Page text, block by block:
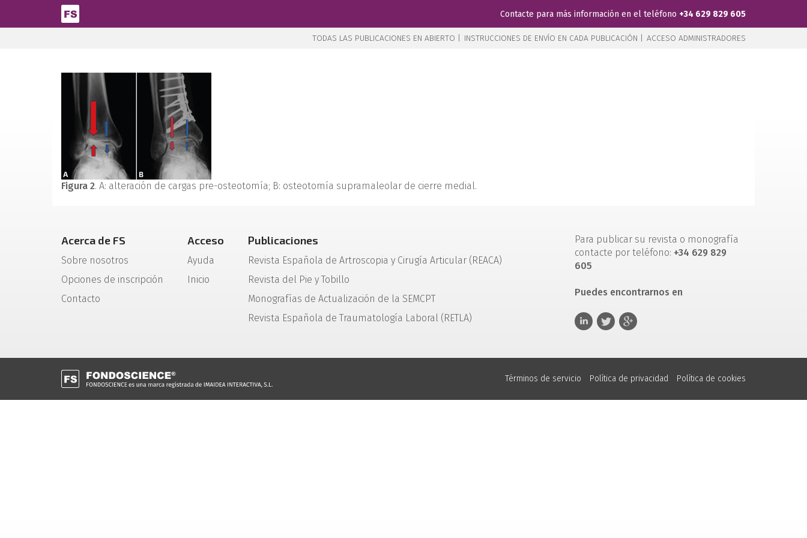
Pasar al contenido principal
Contacte para más información en el teléfono +34 629 829 605
TODAS LAS PUBLICACIONES EN ABIERTO | INSTRUCCIONES DE ENVÍO EN CADA PUBLICACIÓN | ACCESO ADMINISTRADORES
Figura 2. A: alteración de cargas pre-osteotomía; B: osteotomía supramaleolar de cierre medial.
Acerca de FS
Sobre nosotros
Opciones de inscripción
Contacto
Acceso
Ayuda
Inicio
Publicaciones
Revista Española de Artroscopia y Cirugía Articular (REACA)
Revista del Pie y Tobillo
Monografías de Actualización de la SEMCPT
Revista Española de Traumatología Laboral (RETLA)
Para publicar su revista o monografía
contacte por teléfono: +34 629 829
605
Puedes encontrarnos en
Términos de servicio Política de privacidad Política de cookies